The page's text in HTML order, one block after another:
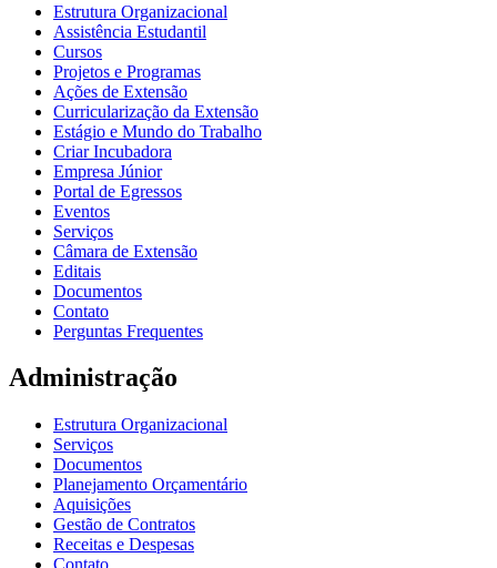
Estrutura Organizacional
Assistência Estudantil
Cursos
Projetos e Programas
Ações de Extensão
Curricularização da Extensão
Estágio e Mundo do Trabalho
Criar Incubadora
Empresa Júnior
Portal de Egressos
Eventos
Serviços
Câmara de Extensão
Editais
Documentos
Contato
Perguntas Frequentes
Administração
Estrutura Organizacional
Serviços
Documentos
Planejamento Orçamentário
Aquisições
Gestão de Contratos
Receitas e Despesas